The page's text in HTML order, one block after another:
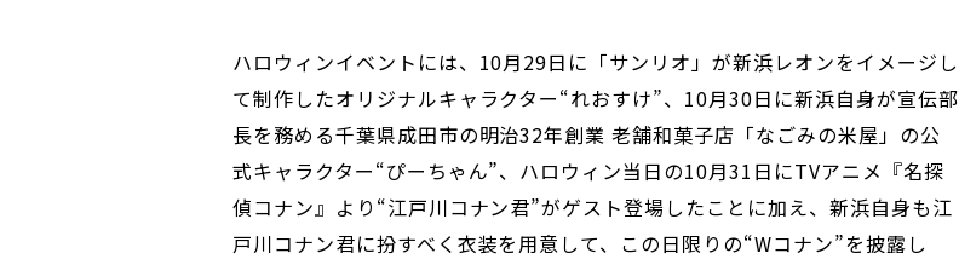
ハロウィンイベントには、10月29日に「サンリオ」が新浜レオンをイメージし
て制作したオリジナルキャラクター“れおすけ”、10月30日に新浜自身が宣伝部
長を務める千葉県成田市の明治32年創業 老舗和菓子店「なごみの米屋」の公
式キャラクター“ぴーちゃん”、ハロウィン当日の10月31日にTVアニメ『名探
偵コナン』より“江戸川コナン君”がゲスト登場したことに加え、新浜自身も江
戸川コナン君に扮すべく衣装を用意して、この日限りの“Wコナン”を披露し